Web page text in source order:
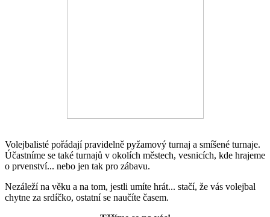
Volejbalisté pořádají pravidelně pyžamový turnaj a smíšené turnaje.
Účastníme se také turnajů v okolích městech, vesnicích, kde hrajeme
o prvenství... nebo jen tak pro zábavu.
Nezáleží na věku a na tom, jestli umíte hrát... stačí, že vás volejbal
chytne za srdíčko, ostatní se naučíte časem.